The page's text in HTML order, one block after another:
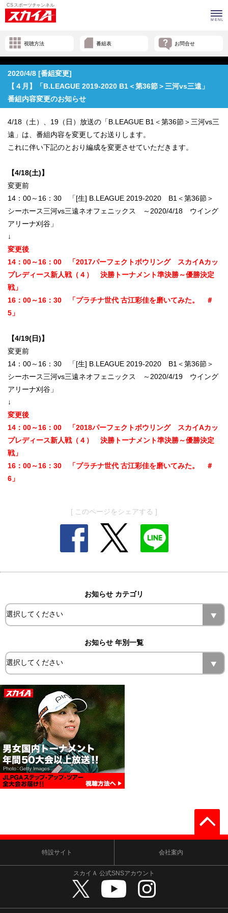
視聴方法 番組表 お問合せ
2020/4/8 [番組変更]
【４月】「B.LEAGUE 2019-2020 B1＜第36節＞三河vs三遠」
番組内容変更のお知らせ
4/18（土）、19（日）放送の「B.LEAGUE B1＜第36節＞三河vs三
遠」は、番組内容を変更してお送りします。
これに伴い下記のとおり編成を変更させていただきます。
【4/18(土)】
変更前
14：00～16：30 「[生] B.LEAGUE 2019-2020 B1＜第36節＞
シーホース三河vs三遠ネオフェニックス ～2020/4/18 ウイング
アリーナ刈谷」
↓
変更後
14：00～16：00 「2017パーフェクトボウリング スカイAカッ
プレディース新人戦（４） 決勝トーナメント準決勝～優勝決定
戦」
16：00～16：30 「プラチナ世代 古江彩佳を磨いてみた。 ＃
5」
【4/19(日)】
変更前
14：00～16：30 「[生] B.LEAGUE 2019-2020 B1＜第36節＞
シーホース三河vs三遠ネオフェニックス ～2020/4/19 ウイング
アリーナ刈谷」
↓
変更後
14：00～16：00 「2018パーフェクトボウリング スカイAカッ
プレディース新人戦（４） 決勝トーナメント準決勝～優勝決定
戦」
16：00～16：30 「プラチナ世代 古江彩佳を磨いてみた。 ＃
6」
[ このページをシェアする ]
お知らせ カテゴリ
お知らせ 年別一覧
特設サイト 会社案内
スカイＡ 公式SNSアカウント